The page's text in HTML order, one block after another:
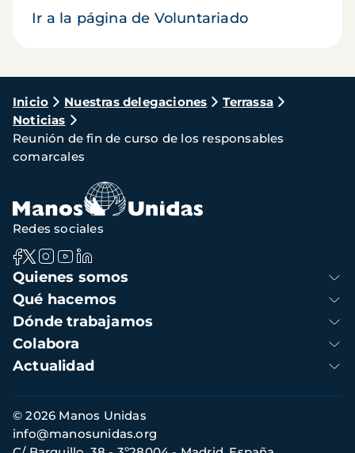
Ir a la página de Voluntariado
Ruta
de
navegación
Inicio Nuestras delegaciones
Terrassa
Noticias
Reunión de fin de curso de los responsables
comarcales
Navegación
principal
Quienes somos
Qué hacemos
Dónde trabajamos
Colabora
Actualidad
Redes sociales
Información
de
contacto
© 2026 Manos Unidas
info@manosunidas.org